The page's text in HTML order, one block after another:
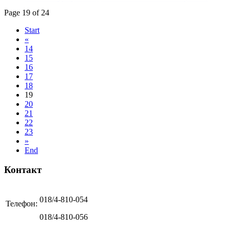
Page 19 of 24
Start
«
14
15
16
17
18
19
20
21
22
23
»
End
Контакт
Телефон: 018/4-810-054
018/4-810-056